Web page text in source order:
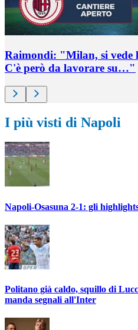
Raimondi: "Milan, si vede
C'è però da lavorare su…"
I più visti di Napoli
Napoli-Osasuna 2-1: gli
Politano già caldo, squillo di
manda segnali all'Inter